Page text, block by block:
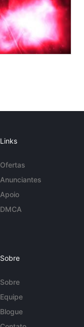
Links
Ofertas
Anunciantes
Apoio
DMCA
Sobre
Sobre
Equipe
Blogue